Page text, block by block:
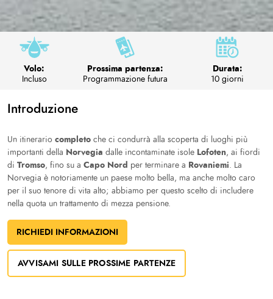
Volo:
Incluso
Prossima partenza:
Programmazione futura
Durata:
10 giorni
Introduzione
Un itinerario completo che ci condurrà alla scoperta di luoghi più
importanti della Norvegia dalle incontaminate isole Lofoten, ai fiordi
di Tromso, fino su a Capo Nord per terminare a Rovaniemi. La
Norvegia è notoriamente un paese molto bella, ma anche molto caro
per il suo tenore di vita alto; abbiamo per questo scelto di includere
nella quota un trattamento di mezza pensione.
RICHIEDI INFORMAZIONI
AVVISAMI SULLE PROSSIME PARTENZE